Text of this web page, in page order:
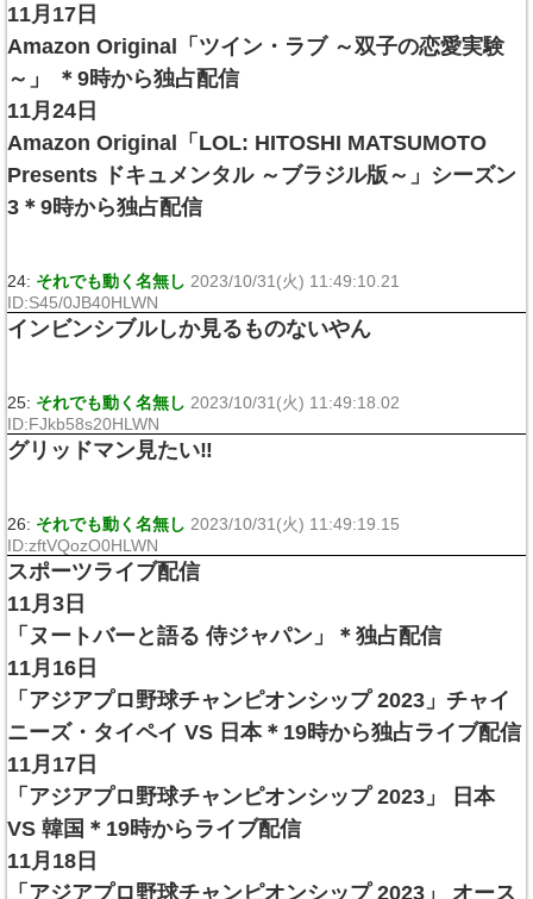
11月17日
Amazon Original「ツイン・ラブ ～双子の恋愛実験
～」 ＊9時から独占配信
11月24日
Amazon Original「LOL: HITOSHI MATSUMOTO
Presents ドキュメンタル ～ブラジル版～」シーズン
3＊9時から独占配信
24: それでも動く名無し 2023/10/31(火) 11:49:10.21
ID:S45/0JB40HLWN
インビンシブルしか見るものないやん
25: それでも動く名無し 2023/10/31(火) 11:49:18.02
ID:FJkb58s20HLWN
グリッドマン見たい‼
26: それでも動く名無し 2023/10/31(火) 11:49:19.15
ID:zftVQozO0HLWN
スポーツライブ配信
11月3日
「ヌートバーと語る 侍ジャパン」＊独占配信
11月16日
「アジアプロ野球チャンピオンシップ 2023」チャイ
ニーズ・タイペイ VS 日本＊19時から独占ライブ配信
11月17日
「アジアプロ野球チャンピオンシップ 2023」 日本
VS 韓国＊19時からライブ配信
11月18日
「アジアプロ野球チャンピオンシップ 2023」 オース